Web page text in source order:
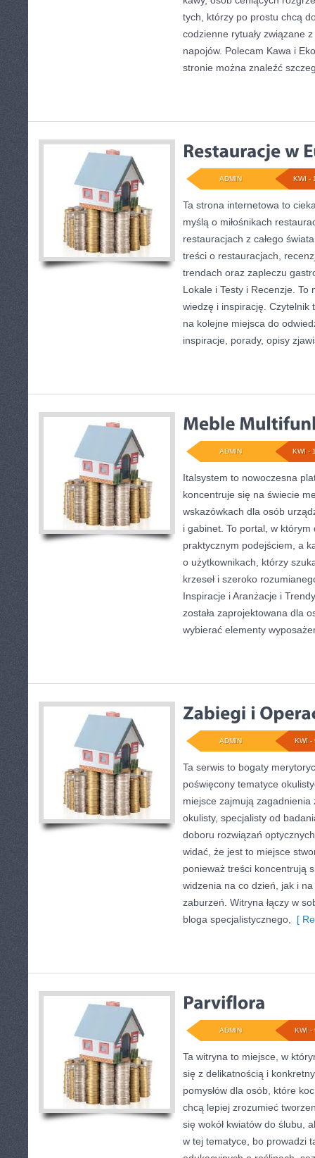
tych, którzy po prostu chcą
codzienne rytuały związane
napojów. Polecam Kawa i
stronie można znaleźć
KWI -
ADMIN
Ta strona internetowa to
myślą o miłośnikach
restauracjach z całego
treści o restauracjach,
trendach oraz zapleczu
Lokale i Testy i Recenzje. To
wiedzę i inspirację. Czytelnik
na kolejne miejsca do
inspiracje, porady, opisy
KWI -
ADMIN
Italsystem to nowoczesna
koncentruje się na świecie
wskazówkach dla osób
i gabinet. To portal, w którym
praktycznym podejściem, a
o użytkownikach, którzy
krzeseł i szeroko
Inspiracje i Aranżacje i
została zaprojektowana dla
wybierać elementy
KWI -
ADMIN
Ta serwis to bogaty
poświęcony tematyce
miejsce zajmują
okulisty, specjalisty od
doboru rozwiązań
widać, że jest to miejsce
ponieważ treści koncentrują
widzenia na co dzień, jak i
zaburzeń. Witryna łączy w
bloga specjalistycznego,
[
KWI -
ADMIN
Ta witryna to miejsce, w
się z delikatnością i
pomysłów dla osób, które
chcą lepiej zrozumieć
się wokół kwiatów do ślubu,
w tej tematyce, bo prowadzi